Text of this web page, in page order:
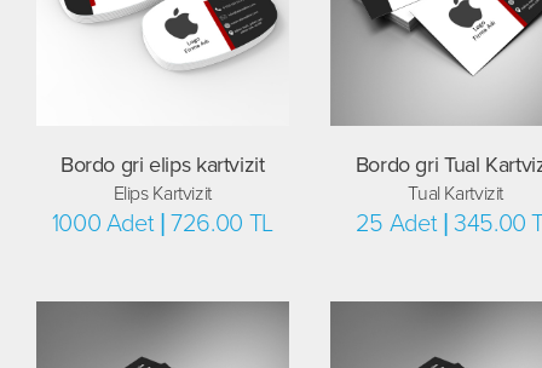
Bordo gri elips kartvizit
Elips Kartvizit
1000 Adet | 726.00 TL
Bordo gri Tual
Tual Kartvizit
25 Adet | 345.00